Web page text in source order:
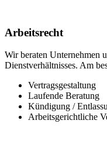
Arbeitsrecht
Wir beraten Unternehmen
Dienstverhältnisses. Am
Vertragsgestaltung
Laufende Beratung
Kündigung /
Arbeitsgerichtliche